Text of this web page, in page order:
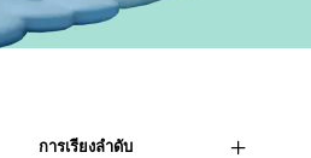
การเรียงลำดับ